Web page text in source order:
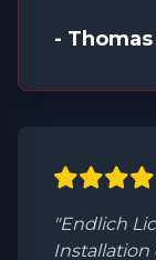
- Thomas
"Endlich
Installation